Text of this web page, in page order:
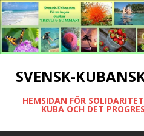
SVENSK-
HEMSIDAN FÖR
KUBA OCH DET